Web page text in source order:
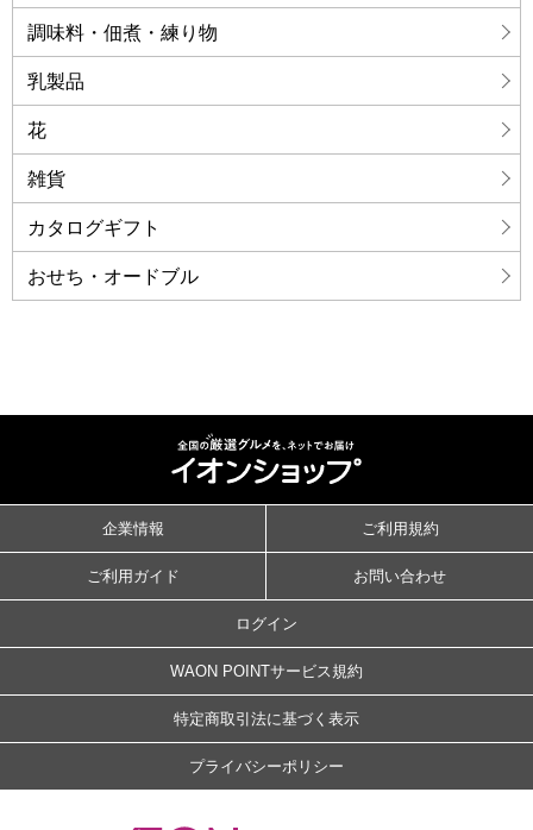
調味料・佃煮・練り物
乳製品
花
雑貨
カタログギフト
おせち・オードブル
企業情報 ご利用規約
ご利用ガイド お問い合わせ
ログイン
WAON POINTサービス規約
特定商取引法に基づく表示
プライバシーポリシー